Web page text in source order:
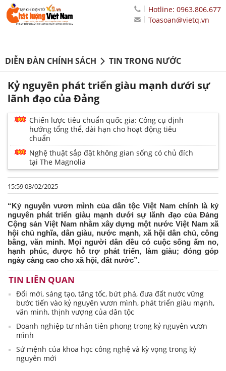
Hotline: 0963.806.677
Toasoan@vietq.vn
DIỄN ĐÀN CHÍNH SÁCH TIN TRONG NƯỚC
Kỷ nguyên phát triển giàu mạnh dưới sự
lãnh đạo của Đảng
Chiến lược tiêu chuẩn quốc gia: Công cụ định
hướng tổng thể, dài hạn cho hoạt động tiêu
chuẩn
Nghệ thuật sắp đặt không gian sống có chủ đích
tại The Magnolia
15:59 03/02/2025
“Kỷ nguyên vươn mình của dân tộc Việt Nam chính là kỷ
nguyên phát triển giàu mạnh dưới sự lãnh đạo của Đảng
Cộng sản Việt Nam nhằm xây dựng một nước Việt Nam xã
hội chủ nghĩa, dân giàu, nước mạnh, xã hội dân chủ, công
bằng, văn minh. Mọi người dân đều có cuộc sống ấm no,
hạnh phúc, được hỗ trợ phát triển, làm giàu; đóng góp
ngày càng cao cho xã hội, đất nước”.
TIN LIÊN QUAN
Đổi mới, sáng tạo, tăng tốc, bứt phá, đưa đất nước vững
bước tiến vào kỷ nguyên vươn mình, phát triển giàu mạnh,
văn minh, thịnh vượng của dân tộc
Doanh nghiệp tư nhân tiên phong trong kỷ nguyên vươn
mình
Sứ mệnh của khoa học công nghệ và kỳ vọng trong kỷ
nguyên mới